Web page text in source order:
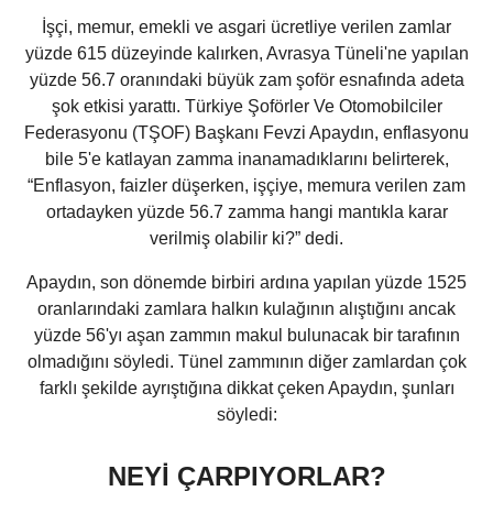
İşçi, memur, emekli ve asgari ücretliye verilen zamlar
yüzde 615 düzeyinde kalırken, Avrasya Tüneli'ne yapılan
yüzde 56.7 oranındaki büyük zam şoför esnafında adeta
şok etkisi yarattı. Türkiye Şoförler Ve Otomobilciler
Federasyonu (TŞOF) Başkanı Fevzi Apaydın, enflasyonu
bile 5'e katlayan zamma inanamadıklarını belirterek,
“Enflasyon, faizler düşerken, işçiye, memura verilen zam
ortadayken yüzde 56.7 zamma hangi mantıkla karar
verilmiş olabilir ki?” dedi.
Apaydın, son dönemde birbiri ardına yapılan yüzde 1525
oranlarındaki zamlara halkın kulağının alıştığını ancak
yüzde 56'yı aşan zammın makul bulunacak bir tarafının
olmadığını söyledi. Tünel zammının diğer zamlardan çok
farklı şekilde ayrıştığına dikkat çeken Apaydın, şunları
söyledi:
NEYİ ÇARPIYORLAR?